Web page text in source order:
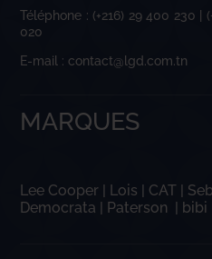
Téléphone : (+216) 29 400 230 |
020
E-mail : contact@lgd.com.tn
MARQUES
Lee Cooper | Lois | CAT |
Democrata | Paterson | bibi